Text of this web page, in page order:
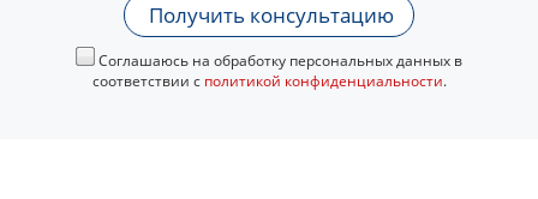
Получить консультацию
Соглашаюсь на обработку персональных данных в
соответствии с политикой конфиденциальности.